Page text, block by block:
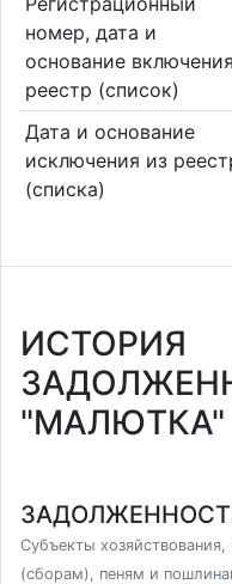
номер, дата и
основание
реестр (список)
Дата и основание
исключения из
(списка)
ИСТОРИЯ
"МАЛЮТКА"
Субъекты
(сборам), пеням и